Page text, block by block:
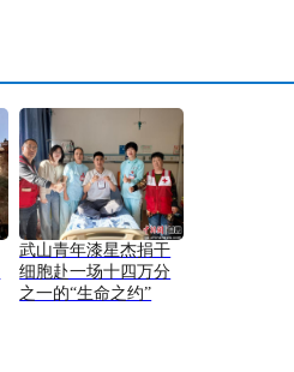
武山青年漆星杰捐干
细胞赴一场十四万分
之一的“生命之约”